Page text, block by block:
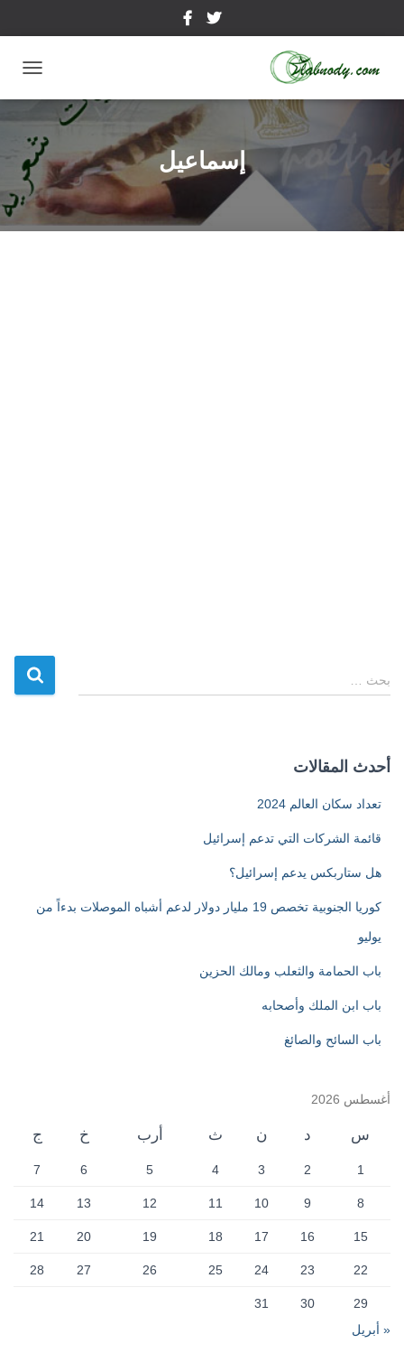
التنقل
إسماعيل
ل
ث
ع
بحث …
أحدث المقالات
تعداد سكان العالم 2024
قائمة الشركات التي تدعم إسرائيل
هل ستاربكس يدعم إسرائيل؟
كوريا الجنوبية تخصص 19 مليار دولار لدعم أشباه الموصلات بدءاً من
يوليو
باب الحمامة والثعلب ومالك الحزين
باب ابن الملك وأصحابه
باب السائح والصائغ
أغسطس 2026
س د ن ث أرب خ ج
1
2
3
4
5
6
7
8
9
10
11
12
13
14
15
16
17
18
19
20
21
22
23
24
25
26
27
28
29
30
31
« أبريل